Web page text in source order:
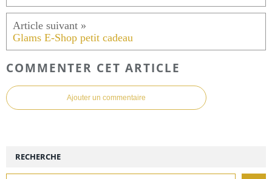
Glams E-Shop petit cadeau
COMMENTER CET ARTICLE
Ajouter un commentaire
RECHERCHE